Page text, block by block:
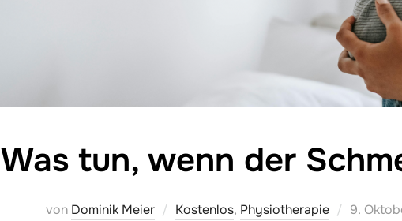
Was tun, wenn der
von Dominik Meier Kostenlos, Physiotherapie 9.